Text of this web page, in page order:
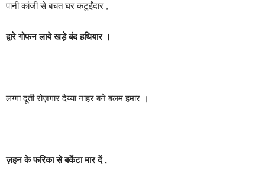
पानी कांजी से बचत घर कटुईंदार ,
द्वारे गोफन लाये खड़े बंद हथियार ।
लग्गा दूती रोज़गार दैय्या नाहर बने बलम हमार ।
ज़हन के फरिका से बर्केटा मार दें ,